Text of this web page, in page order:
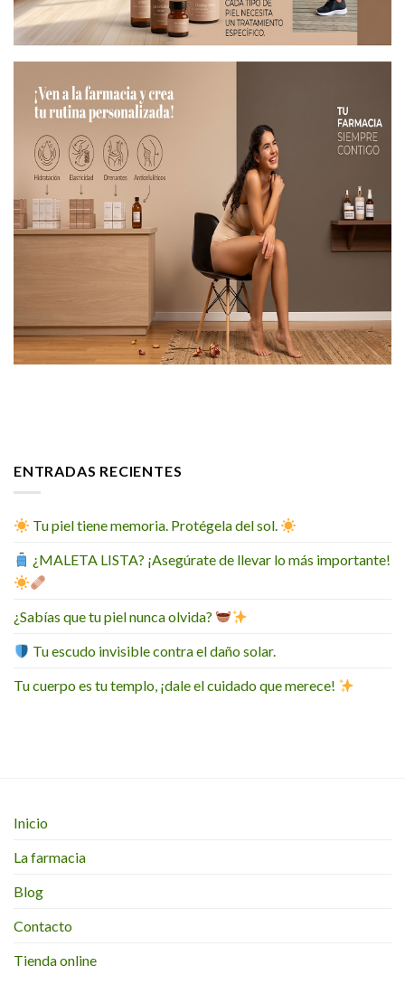
ENTRADAS RECIENTES
Tu piel tiene memoria. Protégela del sol.
¿MALETA LISTA? ¡Asegúrate de llevar lo más importante!
¿Sabías que tu piel nunca olvida?
Tu escudo invisible contra el daño solar.
Tu cuerpo es tu templo, ¡dale el cuidado que merece!
Inicio
La farmacia
Blog
Contacto
Tienda online